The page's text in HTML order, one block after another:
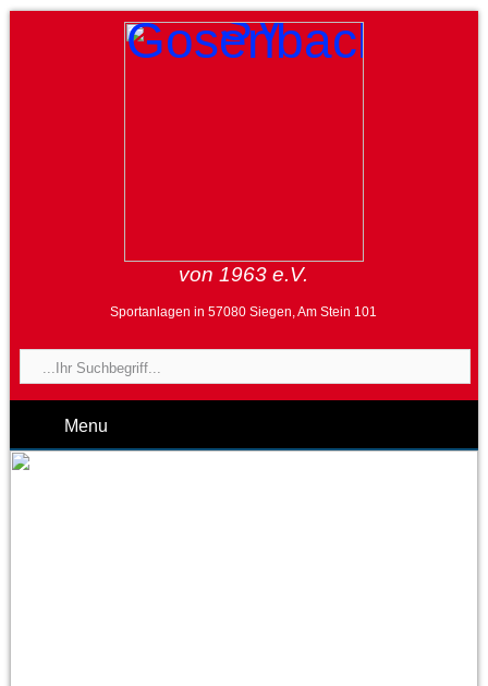
von 1963 e.V.
Sportanlagen in 57080 Siegen, Am Stein 101
Menu